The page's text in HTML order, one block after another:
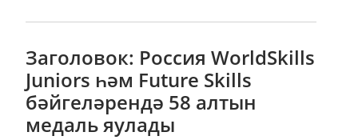
Заголовок: Россия WorldSkills
Juniors һәм Future Skills
бәйгеләрендә 58 алтын
медаль яулады